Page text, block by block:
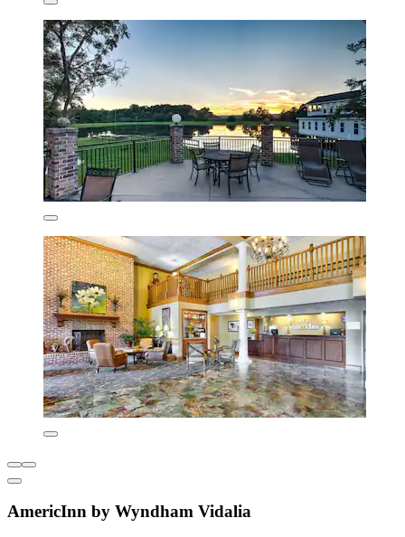
AmericInn by Wyndham Vidalia